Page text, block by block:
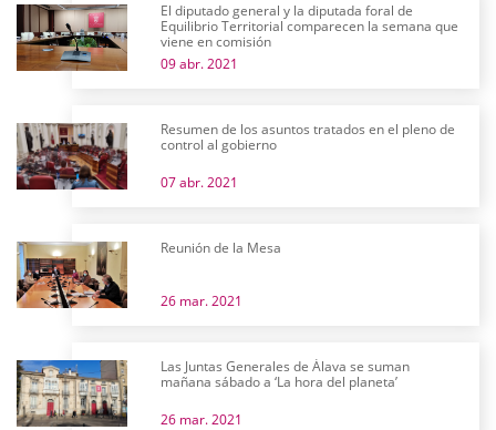
El diputado general y la diputada foral de
Equilibrio Territorial comparecen la semana que
viene en comisión
09 abr. 2021
Resumen de los asuntos tratados en el pleno de
control al gobierno
07 abr. 2021
Reunión de la Mesa
26 mar. 2021
Las Juntas Generales de Álava se suman
mañana sábado a ‘La hora del planeta’
26 mar. 2021